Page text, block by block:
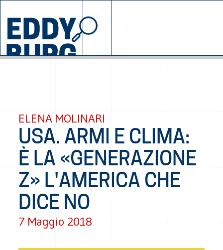
INIZIATIVE
© 2026 EDDYBURG
ELENA MOLINARI
USA. ARMI E CLIMA:
È LA «GENERAZIONE
Z» L'AMERICA CHE
DICE NO
7 Maggio 2018